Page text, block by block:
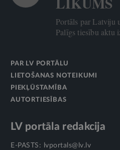
Portāls par Latviju
Palīgs tiesību aktu
PAR LV PORTĀLU
LIETOŠANAS NOTEIKUMI
PIEKĻŪSTAMĪBA
AUTORTIESĪBAS
LV portāla redakcija
E-PASTS:
lvportals@lv.lv